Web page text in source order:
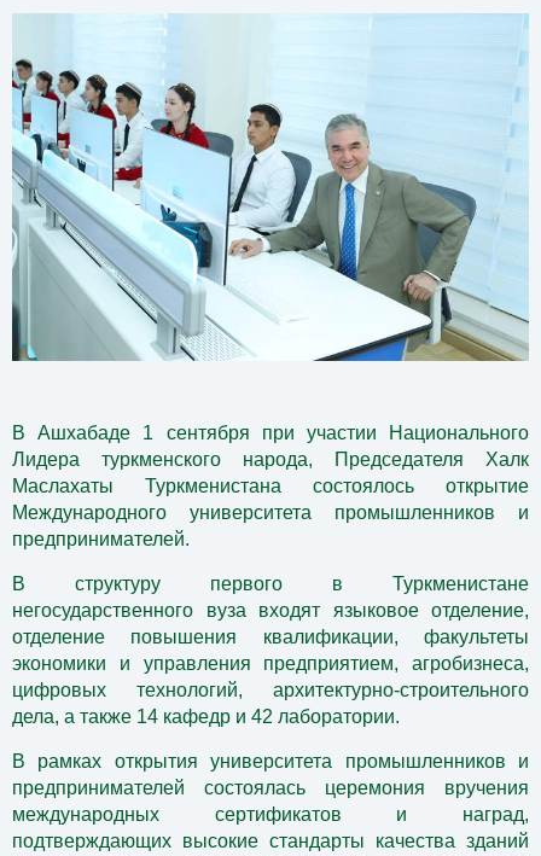
В Ашхабаде 1 сентября при участии Национального
Лидера туркменского народа, Председателя Халк
Маслахаты Туркменистана состоялось открытие
Международного университета промышленников и
предпринимателей.
В структуру первого в Туркменистане
негосударственного вуза входят языковое отделение,
отделение повышения квалификации, факультеты
экономики и управления предприятием, агробизнеса,
цифровых технологий, архитектурно-строительного
дела, а также 14 кафедр и 42 лаборатории.
В рамках открытия университета промышленников и
предпринимателей состоялась церемония вручения
международных сертификатов и наград,
подтверждающих высокие стандарты качества зданий